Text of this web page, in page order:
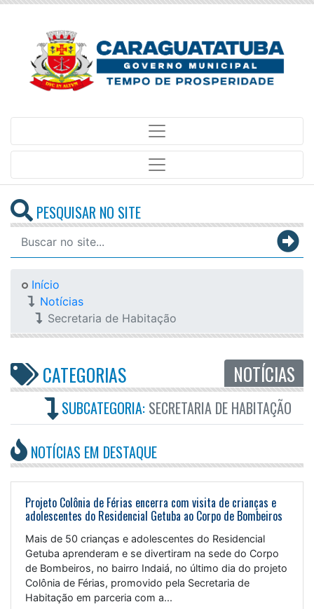
PESQUISAR NO SITE
Início
Notícias
Secretaria de Habitação
CATEGORIAS NOTÍCIAS
SUBCATEGORIA: SECRETARIA DE HABITAÇÃO
NOTÍCIAS EM DESTAQUE
Projeto Colônia de Férias encerra com visita de crianças e
adolescentes do Residencial Getuba ao Corpo de Bombeiros
Mais de 50 crianças e adolescentes do Residencial
Getuba aprenderam e se divertiram na sede do Corpo
de Bombeiros, no bairro Indaiá, no último dia do projeto
Colônia de Férias, promovido pela Secretaria de
Habitação em parceria com a...